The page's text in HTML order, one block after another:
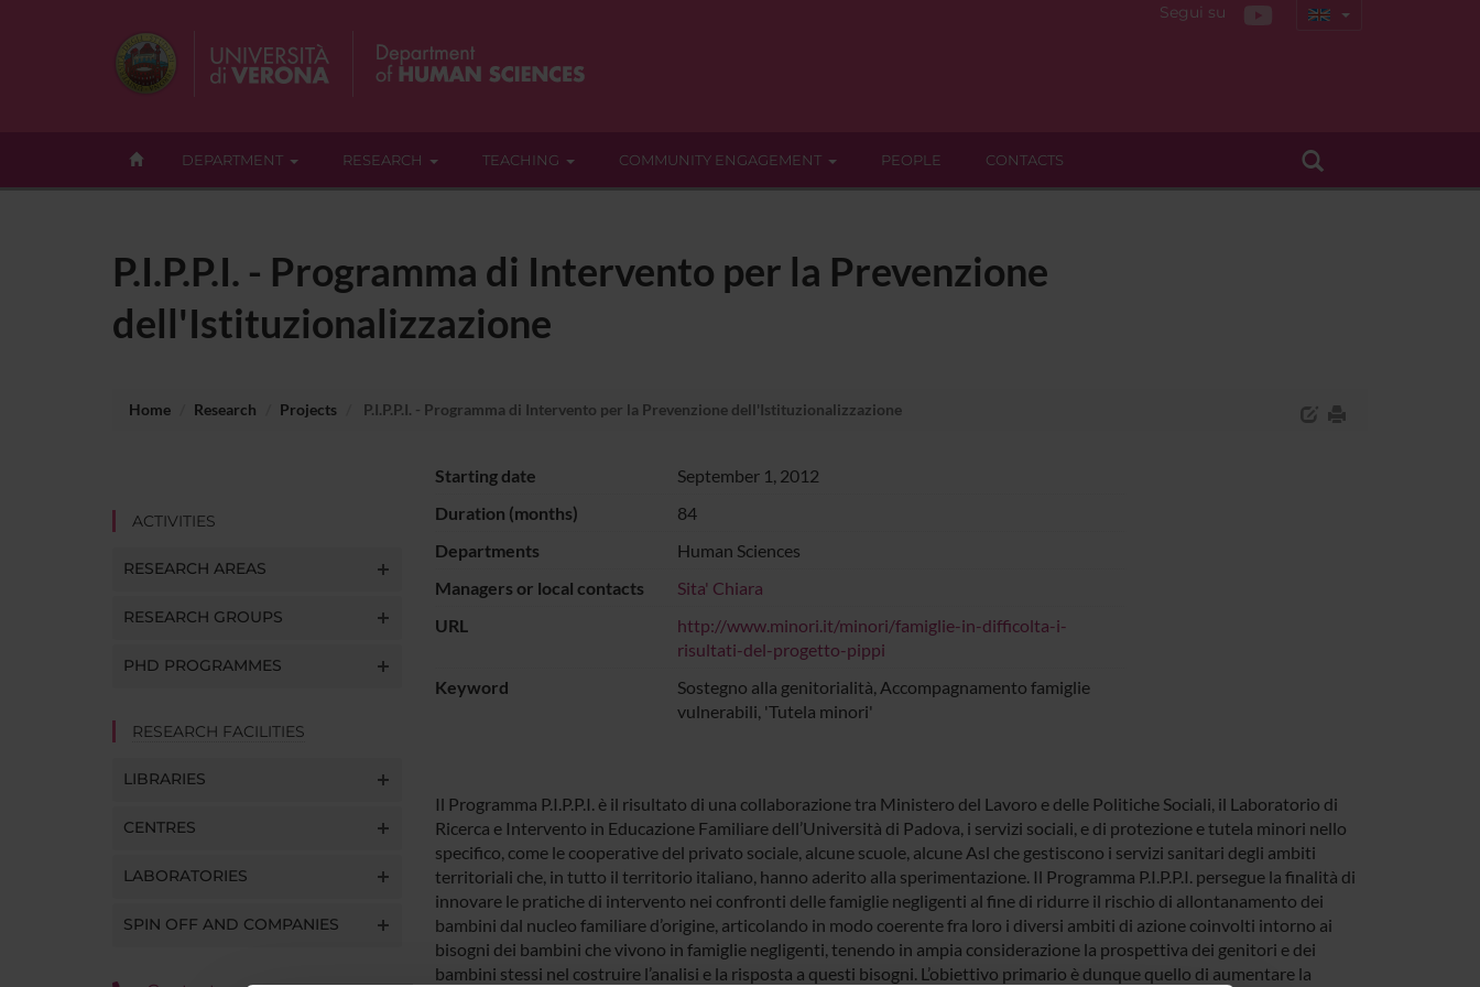
Segui su
DEPARTMENT RESEARCH TEACHING COMMUNITY ENGAGEMENT PEOPLE CONTACTS
P.I.P.P.I. - Programma di Intervento per la Prevenzione
dell'Istituzionalizzazione
Home Research Projects P.I.P.P.I. - Programma di Intervento per la Prevenzione dell'Istituzionalizzazione
ACTIVITIES
RESEARCH AREAS
RESEARCH GROUPS
PHD PROGRAMMES
RESEARCH FACILITIES
LIBRARIES
CENTRES
LABORATORIES
SPIN OFF AND COMPANIES
Starting date
September 1, 2012
Duration (months)
84
Departments
Human Sciences
Managers or local contacts
Sita' Chiara
URL
http://www.minori.it/minori/famiglie-in-difficolta-i-
risultati-del-progetto-pippi
Keyword
Sostegno alla genitorialità, Accompagnamento famiglie
vulnerabili, 'Tutela minori'
Il Programma P.I.P.P.I. è il risultato di una collaborazione tra Ministero del Lavoro e delle Politiche Sociali, il Laboratorio di
Ricerca e Intervento in Educazione Familiare dell’Università di Padova, i servizi sociali, e di protezione e tutela minori nello
specifico, come le cooperative del privato sociale, alcune scuole, alcune Asl che gestiscono i servizi sanitari degli ambiti
territoriali che, in tutto il territorio italiano, hanno aderito alla sperimentazione. Il Programma P.I.P.P.I. persegue la finalità di
innovare le pratiche di intervento nei confronti delle famiglie negligenti al fine di ridurre il rischio di allontanamento dei
bambini dal nucleo familiare d’origine, articolando in modo coerente fra loro i diversi ambiti di azione coinvolti intorno ai
bisogni dei bambini che vivono in famiglie negligenti, tenendo in ampia considerazione la prospettiva dei genitori e dei
bambini stessi nel costruire l’analisi e la risposta a questi bisogni. L’obiettivo primario è dunque quello di aumentare la